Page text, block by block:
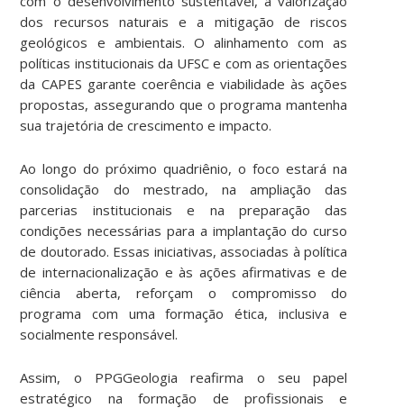
dos recursos naturais e a mitigação de riscos
geológicos e ambientais. O alinhamento com as
políticas institucionais da UFSC e com as orientações
da CAPES garante coerência e viabilidade às ações
propostas, assegurando que o programa mantenha
sua trajetória de crescimento e impacto.
Ao longo do próximo quadriênio, o foco estará na
consolidação do mestrado, na ampliação das
parcerias institucionais e na preparação das
condições necessárias para a implantação do curso
de doutorado. Essas iniciativas, associadas à política
de internacionalização e às ações afirmativas e de
ciência aberta, reforçam o compromisso do
programa com uma formação ética, inclusiva e
socialmente responsável.
Assim, o PPGGeologia reafirma o seu papel
estratégico na formação de profissionais e